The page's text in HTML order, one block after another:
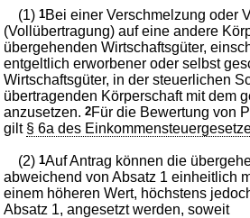
wird in 91 Vorschriften zitiert
Dritter Teil Verschmelzung oder
(Vollübertragung) auf eine andere
(1)1Bei einer Verschmelzung oder
(Vollübertragung) auf eine andere
übergehenden Wirtschaftsgüter,
entgeltlich erworbener oder selbst
Wirtschaftsgüter, in der steuerlichen
übertragenden Körperschaft mit dem
anzusetzen.2Für die Bewertung von
gilt § 6a des
(2)1Auf Antrag können die
abweichend von Absatz 1 einheitlich
einem höheren Wert, höchstens
Absatz 1, angesetzt werden, soweit